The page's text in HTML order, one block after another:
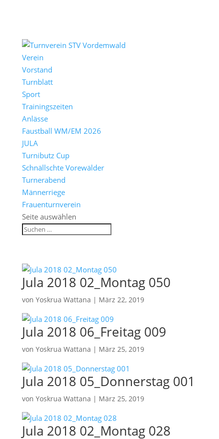
Verein
Vorstand
Turnblatt
Sport
Trainingszeiten
Anlässe
Faustball WM/EM 2026
JULA
Turnibutz Cup
Schnällschte Vorewälder
Turnerabend
Männerriege
Frauenturnverein
Seite auswählen
Jula 2018 02_Montag 050
von Yoskrua Wattana | März 22, 2019
Jula 2018 06_Freitag 009
von Yoskrua Wattana | März 25, 2019
Jula 2018 05_Donnerstag 001
von Yoskrua Wattana | März 25, 2019
Jula 2018 02_Montag 028